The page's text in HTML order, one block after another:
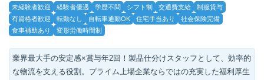
こ
だ
わ
り
未経験者歓迎 経験者優遇 学歴不問 シフト制 交通費支給
制服貸与
有資格者歓迎
転勤なし 自転車通勤OK 住宅手当あり
社会保険完備
食事補助あり
変形労働時間制
業界最大手の安定感×賞与年2回！製品仕分けスタッフとして、効率的
な物流を支える役割。プライム上場企業ならではの充実した福利厚生